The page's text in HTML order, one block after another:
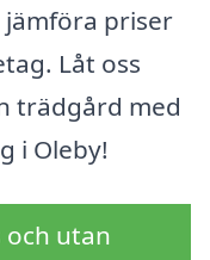
jämföra priser
Låt oss
trädgård med
i Oleby!
och utan